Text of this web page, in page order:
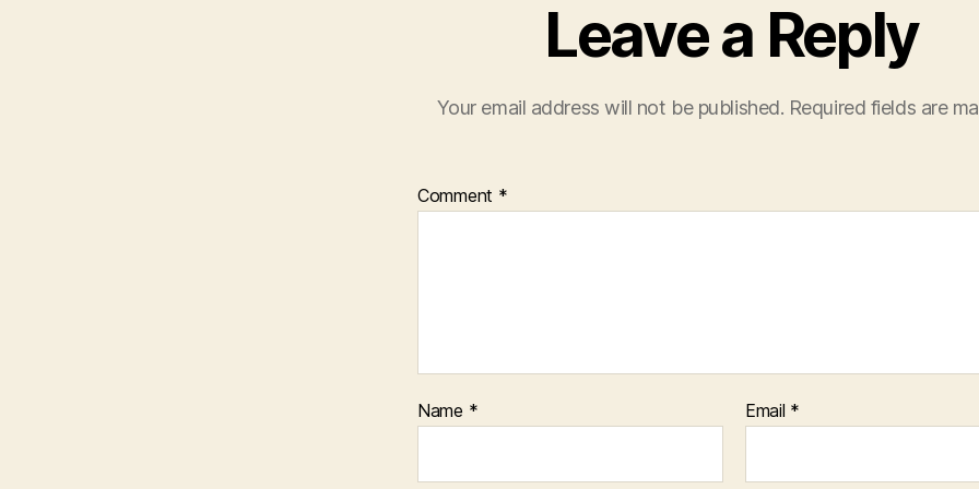
Leave a Reply
Your email address will not be published. Required fields are
Comment *
Name * Email *